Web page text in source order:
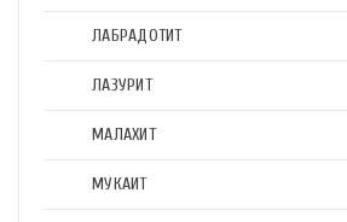
ЛАБРАДОТИТ
ЛАЗУРИТ
МАЛАХИТ
МУКАИТ